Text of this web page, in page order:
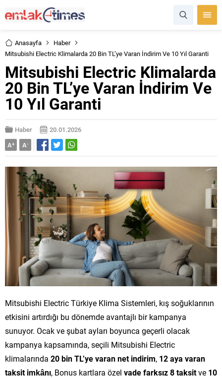
Anasayfa
Haber
Mitsubishi Electric Klimalarda 20 Bin TL’ye Varan İndirim Ve 10 Yıl Garanti
Mitsubishi Electric Klimalarda
20 Bin TL’ye Varan İndirim Ve
10 Yıl Garanti
Haber
20.01.2026
A+ A-
Mitsubishi Electric Türkiye Klima Sistemleri, kış soğuklarının
etkisini artırdığı bu dönemde avantajlı bir kampanya
sunuyor. Ocak ve şubat ayları boyunca geçerli olacak
kampanya kapsamında, seçili Mitsubishi Electric
klimalarında 20 bin TL’ye varan net indirim, 12 aya varan
taksit imkânı, Bonus kartlara özel vade farksız 8 taksitve 10